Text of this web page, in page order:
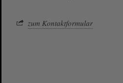
zum Kontaktformular